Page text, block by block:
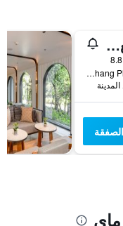
إيبيس تشيانغ ماي نيمان جورنيوب
7-17 Moo 2, Huay Kaew Road Chang Phueak, Muang, شيانج ماي, تايلاند